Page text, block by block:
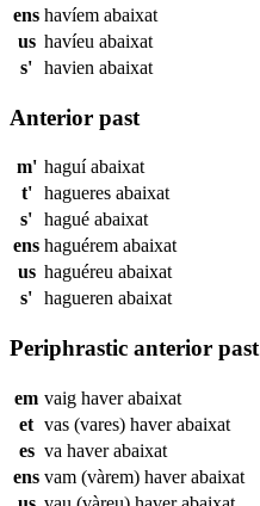
ens havíem abaixat
us havíeu abaixat
s' havien abaixat
Anterior past
m' haguíabaixat
t'
hagueres abaixat
s' hagué abaixat
ens haguérem abaixat
us haguéreu abaixat
s' hagueren abaixat
Periphrastic anterior past
em vaig haverabaixat
et vas (vares) haverabaixat
es va haverabaixat
ens vam (vàrem) haverabaixat